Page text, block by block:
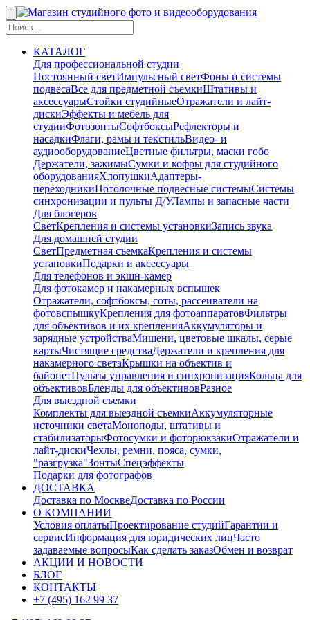
КАТАЛОГ
Для профессиональной студии
Постоянный светИмпульсный светФоны и системы
подвесаВсе для предметной съемкиШтативы и
аксессуарыСтойки студийныеОтражатели и лайт-
дискиЭффекты и мебель для
студииФотозонтыСофтбоксыРефлекторы и
насадкиФлаги, рамы и текстильВидео- и
аудиооборудованиеЦветные фильтры, маски гобо
Держатели, зажимыСумки и кофры для студийного
оборудованияХлопушкиАдаптеры-
переходникиПотолочные подвесные системыСистемы
синхронизации и пульты Д/УЛампы и запасные части
Для блогеров
СветКрепления и системы установкиЗапись звука
Для домашней студии
СветПредметная съемкаКрепления и системы
установкиПодарки и аксессуары
Для телефонов и экшн-камер
Для фотокамер и накамерных вспышек
Отражатели, софтбоксы, соты, рассеиватели на
фотовспышкуКрепления для фотоаппаратовФильтры
для объективов и их крепленияАккумуляторы и
зарядные устройстваМишени, цветовые шкалы, серые
картыЧистящие средстваДержатели и крепления для
накамерного светаКрышки на объектив и
байонетПульты управления и синхронизацияКольца для
объективовБленды для объективовРазное
Для выездной съемки
Комплекты для выездной съемкиАккумуляторные
источники светаМоноподы, штативы и
стабилизаторыФотосумки и фоторюкзакиОтражатели и
лайт-дискиЧехлы, ремни, пояса, сумки,
"разгрузка"ЗонтыСпецэффекты
Подарки для фотографов
ДОСТАВКА
Доставка по МосквеДоставка по России
О КОМПАНИИ
Условия оплатыПроектирование студийГарантии и
сервисИнформация для юридических лицЧасто
задаваемые вопросыКак сделать заказОбмен и возврат
АКЦИИ И НОВОСТИ
БЛОГ
КОНТАКТЫ
+7 (495) 162 99 37